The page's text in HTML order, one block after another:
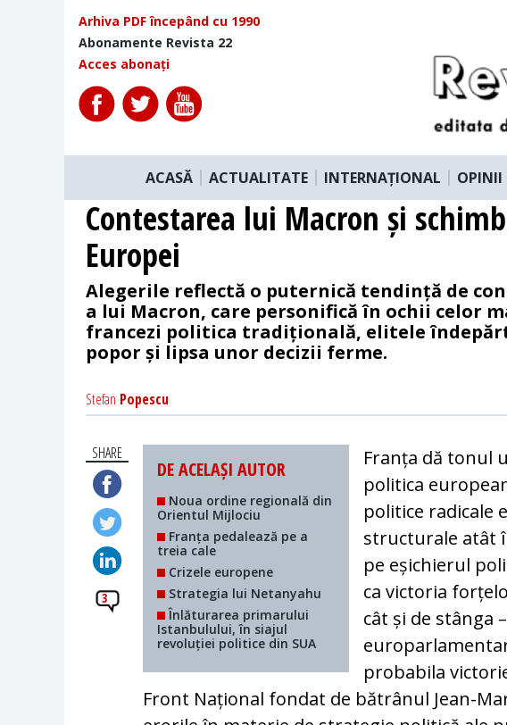
Arhiva PDF începând cu 1990
Abonamente Revista 22
Acces abonați
ACASĂ ACTUALITATE INTERNAȚIONAL OPINII
Contestarea lui Macron și
Europei
Alegerile reflectă o puternică tendință de
a lui Macron, care personifică în ochii celor
francezi politica tradițională, elitele
popor și lipsa unor decizii ferme.
Stefan Popescu
SHARE
3
DE ACELAȘI AUTOR
Noua ordine regională din
Orientul Mijlociu
Franța pedalează pe a
treia cale
Crizele europene
Strategia lui Netanyahu
Înlăturarea primarului
Istanbulului, în siajul
revoluției politice din SUA
Franța dă tonul
politica
politice radicale
structurale atât
pe eșichierul
ca victoria
cât și de stânga
probabila
Front Național fondat de bătrânul Jean-